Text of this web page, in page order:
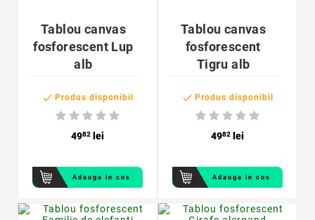
Tablou canvas
fosforescent Lup
alb
 Produs disponibil
4982 lei
Adauga in cos
Tablou canvas
fosforescent
Tigru alb
 Produs disponibil
4982 lei
Adauga in cos